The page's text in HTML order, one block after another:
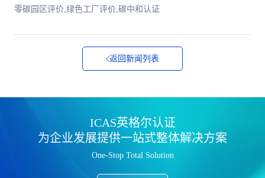
零碳园区评价,绿色工厂评价,碳中和认证
返回新闻列表
ICAS英格尔认证
为企业发展提供一站式整体解决方案
One-Stop Total Solution